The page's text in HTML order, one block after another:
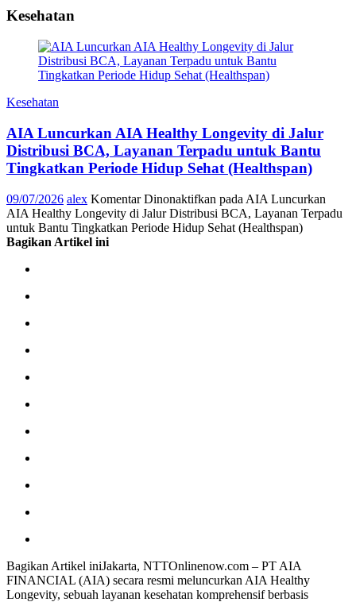
Kesehatan
Kesehatan
AIA Luncurkan AIA Healthy Longevity di Jalur
Distribusi BCA, Layanan Terpadu untuk Bantu
Tingkatkan Periode Hidup Sehat (Healthspan)
09/07/2026 alex Komentar Dinonaktifkan pada AIA Luncurkan
AIA Healthy Longevity di Jalur Distribusi BCA, Layanan Terpadu
untuk Bantu Tingkatkan Periode Hidup Sehat (Healthspan)
Bagikan Artikel ini
Bagikan Artikel iniJakarta, NTTOnlinenow.com – PT AIA
FINANCIAL (AIA) secara resmi meluncurkan AIA Healthy
Longevity, sebuah layanan kesehatan komprehensif berbasis